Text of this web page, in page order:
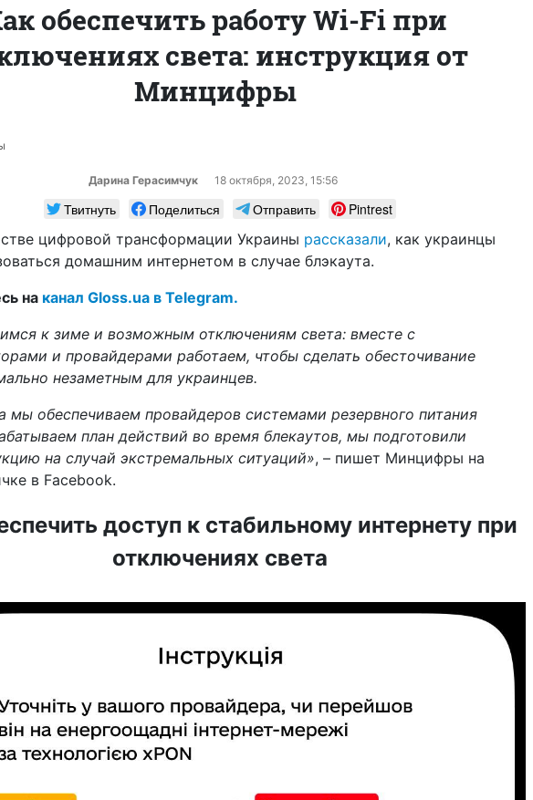
обеспечить работу Wi-Fi при
света: инструкция от
Минцифры
Дарина Герасимчук 18 октября, 2023, 15:56
Твитнуть Поделиться Отправить
Pintrest
цифровой трансформации Украины рассказали, как украинцы
домашним интернетом в случае блэкаута.
на канал Gloss.ua в Telegram.
к зиме и возможным отключениям света: вместе с
и провайдерами работаем, чтобы сделать обесточивание
незаметным для украинцев.
мы обеспечиваем провайдеров системами резервного питания
план действий во время блекаутов, мы подготовили
на случай экстремальных ситуаций», – пишет Минцифры на
в Facebook.
доступ к стабильному интернету при
отключениях света